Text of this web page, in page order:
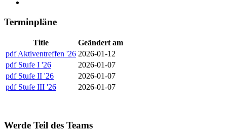
Terminpläne
Title
Geändert am
pdf Aktiventreffen '26 2026-01-12
pdf Stufe I '26
2026-01-07
pdf Stufe II '26
2026-01-07
pdf Stufe III '26 2026-01-07
Werde Teil des Teams